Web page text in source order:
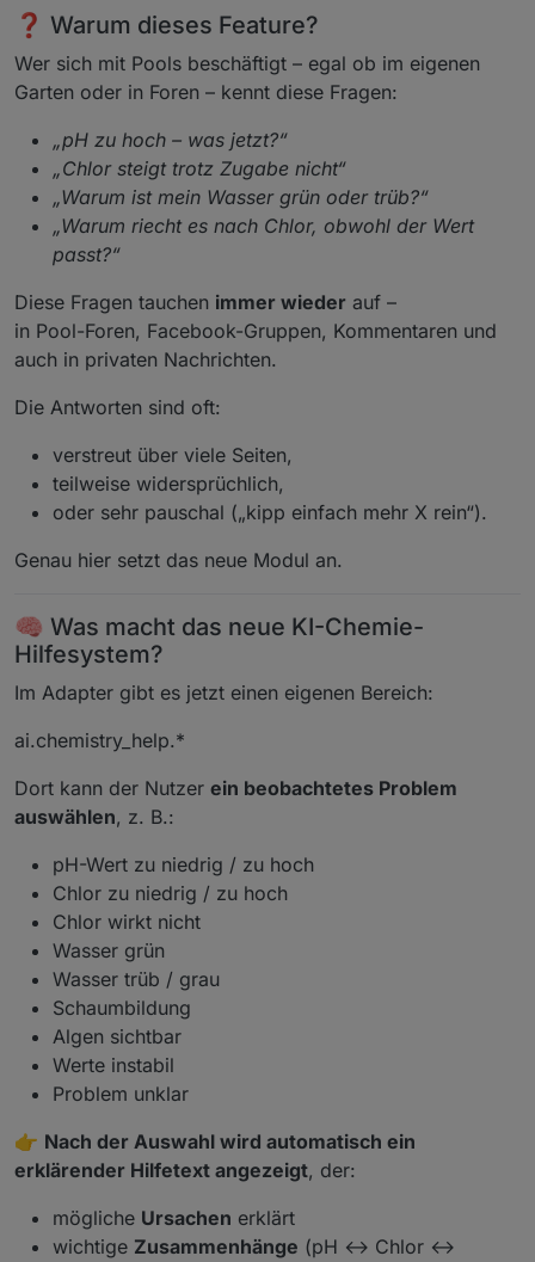
❓ Warum dieses Feature?
Wer sich mit Pools beschäftigt – egal ob im eigenen
Garten oder in Foren – kennt diese Fragen:
„pH zu hoch – was jetzt?“
„Chlor steigt trotz Zugabe nicht“
„Warum ist mein Wasser grün oder trüb?“
„Warum riecht es nach Chlor, obwohl der Wert
passt?“
Diese Fragen tauchen immer wieder auf –
in Pool-Foren, Facebook-Gruppen, Kommentaren und
auch in privaten Nachrichten.
Die Antworten sind oft:
verstreut über viele Seiten,
teilweise widersprüchlich,
oder sehr pauschal („kipp einfach mehr X rein“).
Genau hier setzt das neue Modul an.
🧠 Was macht das neue KI-Chemie-
Hilfesystem?
Im Adapter gibt es jetzt einen eigenen Bereich:
ai.chemistry_help.*
Dort kann der Nutzer ein beobachtetes Problem
auswählen, z. B.:
pH-Wert zu niedrig / zu hoch
Chlor zu niedrig / zu hoch
Chlor wirkt nicht
Wasser grün
Wasser trüb / grau
Schaumbildung
Algen sichtbar
Werte instabil
Problem unklar
👉 Nach der Auswahl wird automatisch ein
erklärender Hilfetext angezeigt, der:
mögliche Ursachen erklärt
wichtige Zusammenhänge (pH ↔ Chlor ↔